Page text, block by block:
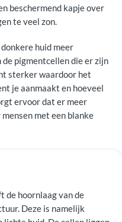
beschermend kapje over
te veel zon.
huid meer
pigmentcellen die er zijn
sterker waardoor het
je aanmaakt en hoeveel
ervoor dat er meer
met een blanke
de hoornlaag van de
Deze is namelijk